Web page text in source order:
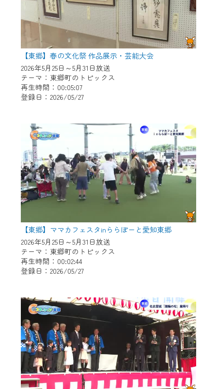
【東郷】春の文化祭 作品展示・芸能大会
2026年5月25日～5月31日放送
テーマ：東郷町のトピックス
再生時間：00:05:07
登録日：2026/05/27
【東郷】ママカフェスタinららぽーと愛知東郷
2026年5月25日～5月31日放送
テーマ：東郷町のトピックス
再生時間：00:02:44
登録日：2026/05/27